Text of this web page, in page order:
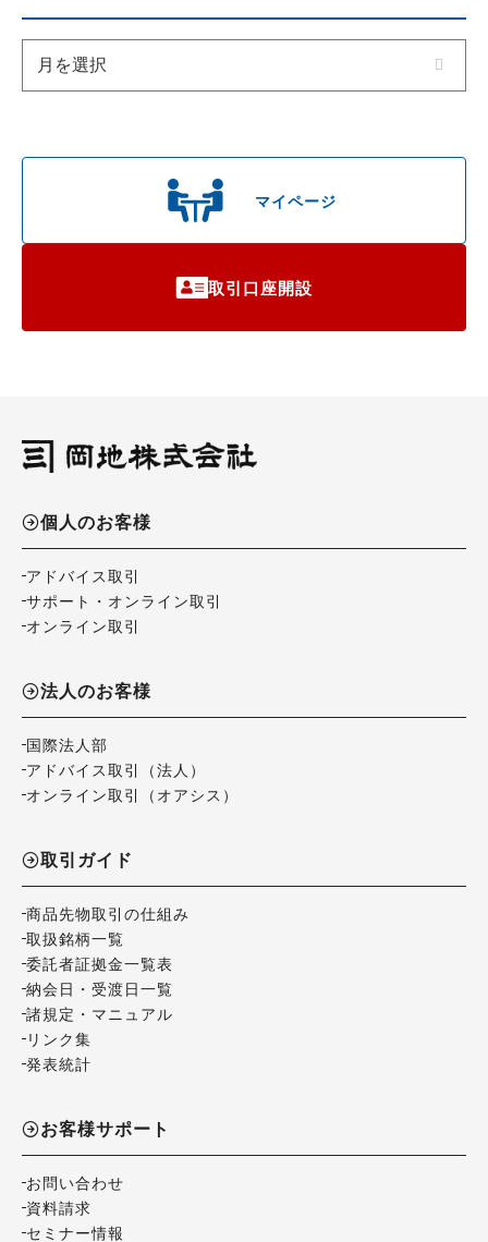
マイページ
取引口座開設
個人のお客様
アドバイス取引
サポート・オンライン取引
オンライン取引
法人のお客様
国際法人部
アドバイス取引（法人）
オンライン取引（オアシス）
取引ガイド
商品先物取引の仕組み
取扱銘柄一覧
委託者証拠金一覧表
納会日・受渡日一覧
諸規定・マニュアル
リンク集
発表統計
お客様サポート
お問い合わせ
資料請求
セミナー情報